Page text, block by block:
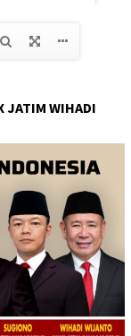
JATIM WIHADI